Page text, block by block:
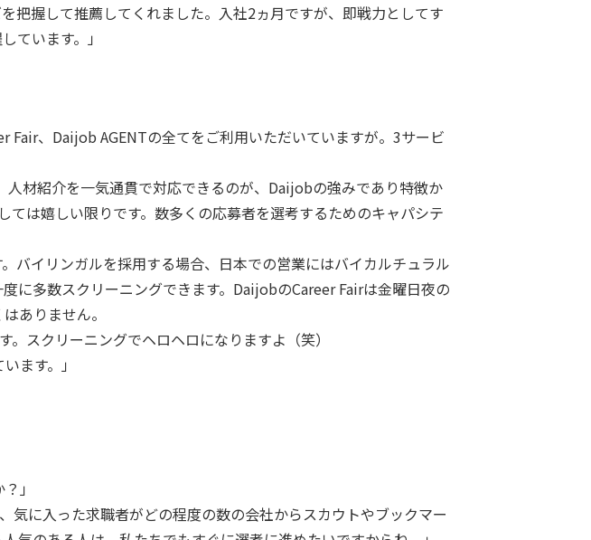
を把握して推薦してくれました。入社2ヵ月ですが、即戦力としてす
ています。」
、Daijob AGENTの全てをご利用いただいていますが。3サービ
材紹介を一気通貫で対応できるのが、Daijobの強みであり特徴か
は嬉しい限りです。数多くの応募者を選考するためのキャパシテ
バイリンガルを採用する場合、日本での営業にはバイカルチュラル
に多数スクリーニングできます。DaijobのCareer Fairは金曜日夜の
ありません。
スクリーニングでヘロヘロになりますよ（笑）
ます。」
」
に入った求職者がどの程度の数の会社からスカウトやブックマー